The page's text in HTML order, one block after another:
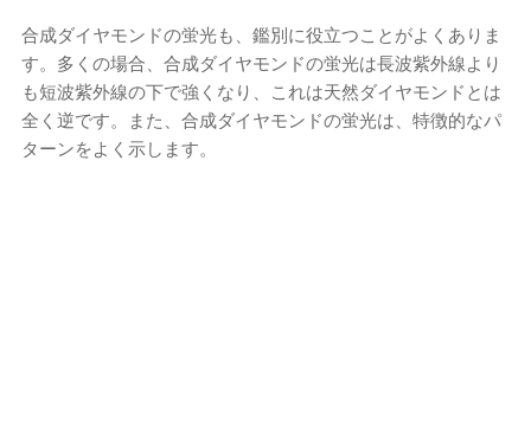
合成ダイヤモンドの蛍光も、鑑別に役立つことがよくありま
す。多くの場合、合成ダイヤモンドの蛍光は長波紫外線より
も短波紫外線の下で強くなり、これは天然ダイヤモンドとは
全く逆です。また、合成ダイヤモンドの蛍光は、特徴的なパ
ターンをよく示します。